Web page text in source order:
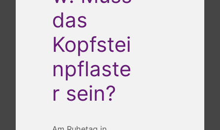
das
Kopfstei
npflaste
r sein?